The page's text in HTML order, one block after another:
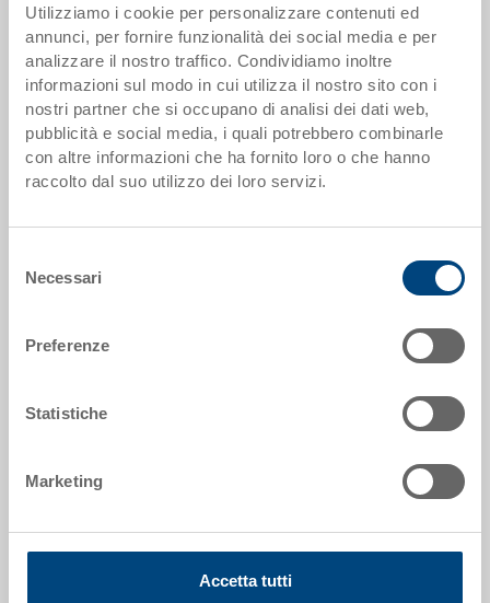
Utilizziamo i cookie per personalizzare contenuti ed
annunci, per fornire funzionalità dei social media e per
analizzare il nostro traffico. Condividiamo inoltre
informazioni sul modo in cui utilizza il nostro sito con i
nostri partner che si occupano di analisi dei dati web,
pubblicità e social media, i quali potrebbero combinarle
con altre informazioni che ha fornito loro o che hanno
raccolto dal suo utilizzo dei loro servizi.
delNecessari
Preferenze
Statistiche
Marketing
Accetta tutti
Dati articolo
Codice
3-996.5070.0101
Dimensioni esterne:
142 x 92 x 80 mm
1/16
Colore:
Richiedi offerta
Dati tecnici
Cassettina, PP, blu luce RAL 5012, misura 1/16,
esterno 142x92x80 mm, interno 133x83 mm,